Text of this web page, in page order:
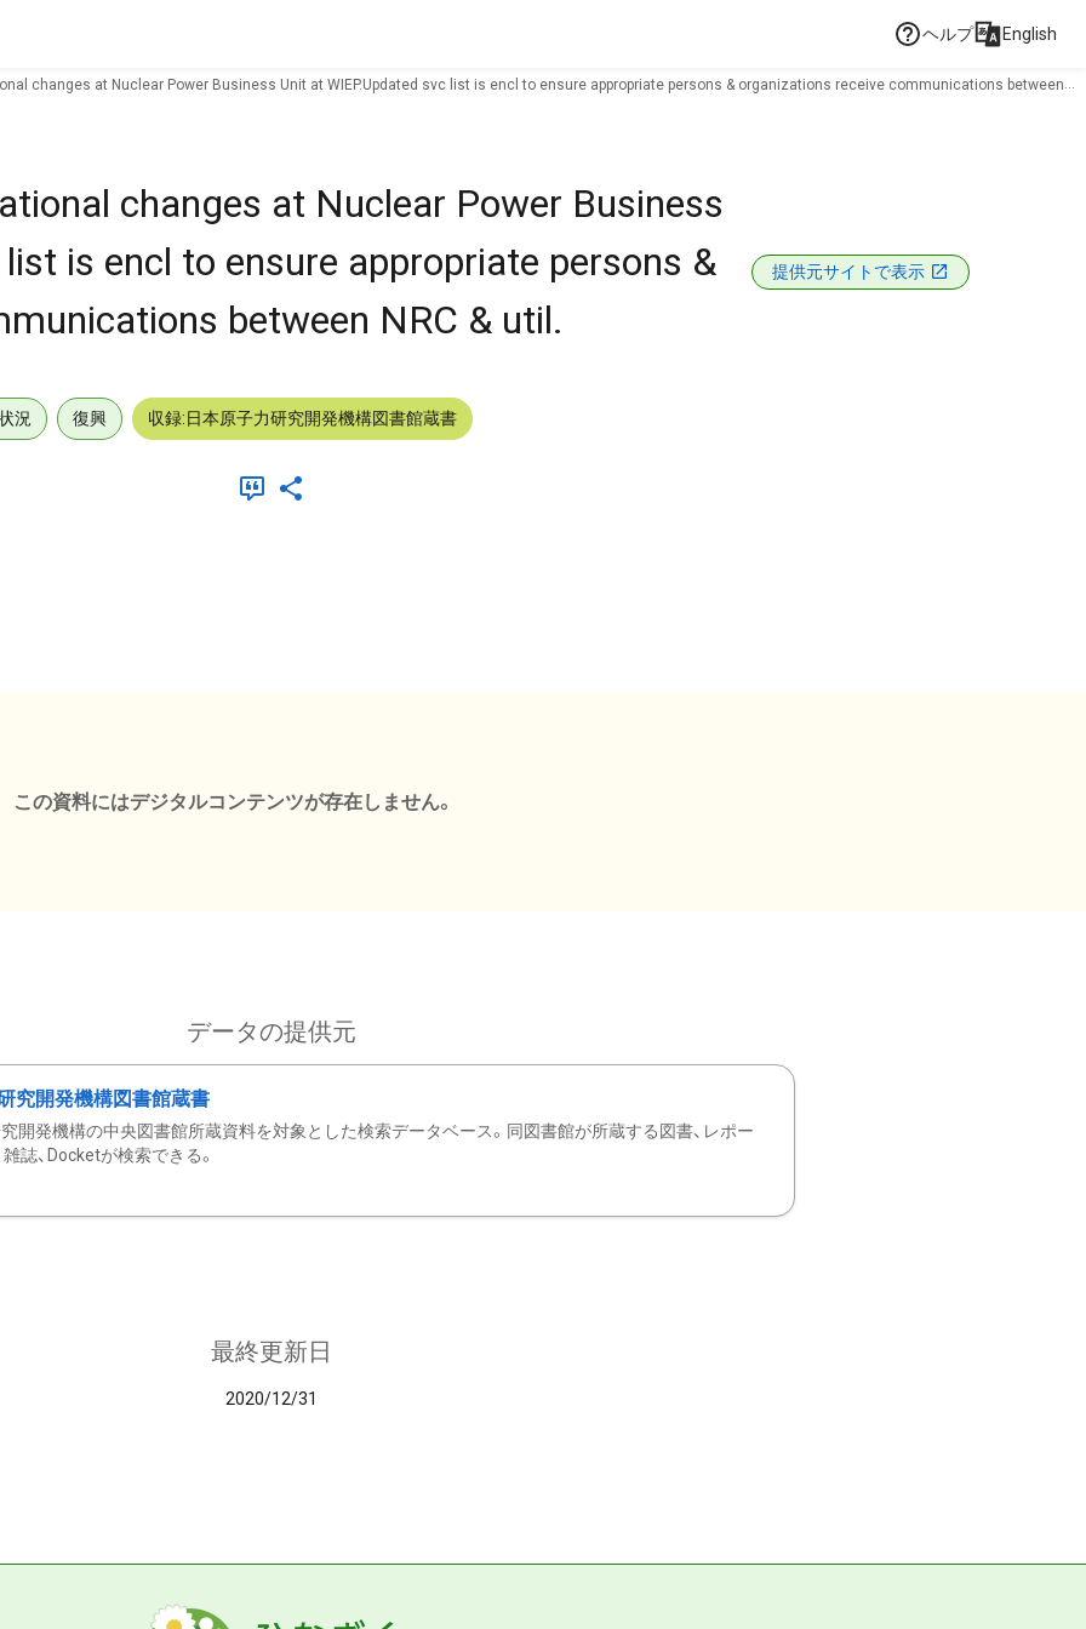
ヘルプ English
changes at Nuclear Power Business Unit at WIEP.Updated svc list is encl to ensure appropriate persons & organizations receive communications between
changes at Nuclear Power Business
is encl to ensure appropriate persons &
between NRC & util.
提供元サイトで表示
況 復興 収録:日本原子力研究開発機構図書館蔵書
この資料にはデジタルコンテンツが存在しません。
データの提供元
究開発機構図書館蔵書
開発機構の中央図書館所蔵資料を対象とした検索データベース。同図書館が所蔵する図書、レポー
雑誌、Docketが検索できる。
最終更新日
2020/12/31